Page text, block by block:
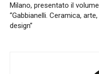
Milano, presentato il volume
“Gabbianelli. Ceramica, arte,
design”